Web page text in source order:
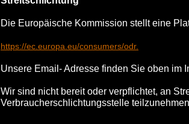
Die Europäische Kommission stellt eine
https://ec.europa.eu/consumers/odr.
Unsere Email- Adresse finden Sie oben im
Wir sind nicht bereit oder verpflichtet, an
Verbraucherschlichtungsstelle